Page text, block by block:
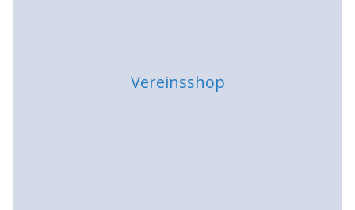
Vereinsshop